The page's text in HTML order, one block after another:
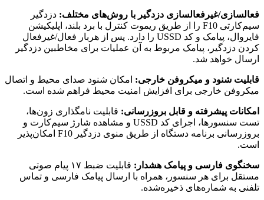
فعالسازی/غیرفعالسازی دزدگیر با روش‌های مختلف: دزدگیر
سیم‌کارتی F10 را از طریق ریموت کنترل با برد بلند، اپلیکیشن
فایروال، پیامک و کد USSD را دارد. پس از هربار فعال/غیرفعال
کردن دزدگیر، پیامک مربوط به آن عملیات برای مخاطبین دزدگیر
ارسال خواهد شد.
قابلیت شنود و میکروفن خارجی: امکان شنود صدای محیط و اتصال
میکروفن خارجی برای افزایش امنیت محیط فراهم شده است.
امکانات پیشرفته و قابل بروزرسانی: قابلیت نامگذاری زون‌ها،
تست سنسورها، اجرای کد USSD و مشاهده شارژ سیم‌کارت و
بروزرسانی برنامه دستگاه از طریق منوی دزدگیر F10 امکان‌پذیر
است.
سخنگوی فارسی و پیامک هشدار:
قابلیت ضبط ۱۷ پیام صوتی
مستقل برای هر سنسور، همراه با ارسال پیامک فارسی و تماس
تلفنی به شماره‌های ذخیره‌شده.